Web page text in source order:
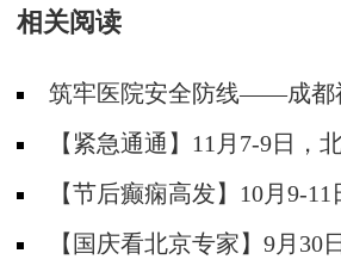
相关阅读
筑牢医院安全防线——成都
防安全培训纪实
【紧急通通】11月7-9日，
神经内科胡颖教授亲临成都会
【节后癫痫高发】10月9-
院陈葵博士免费会诊+治疗援
【国庆看北京专家】9月30